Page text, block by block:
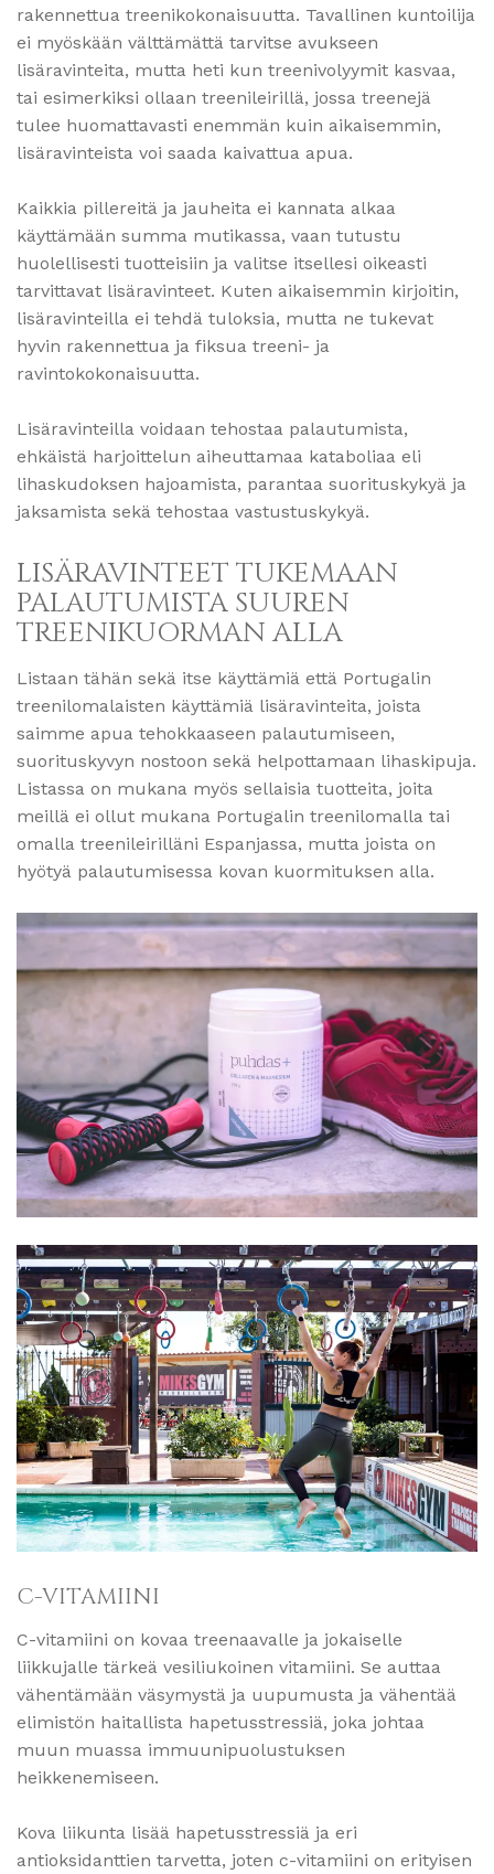
rakennettua treenikokonaisuutta. Tavallinen kuntoilija
ei myöskään välttämättä tarvitse avukseen
lisäravinteita, mutta heti kun treenivolyymit kasvaa,
tai esimerkiksi ollaan treenileirillä, jossa treenejä
tulee huomattavasti enemmän kuin aikaisemmin,
lisäravinteista voi saada kaivattua apua.
Kaikkia pillereitä ja jauheita ei kannata alkaa
käyttämään summa mutikassa, vaan tutustu
huolellisesti tuotteisiin ja valitse itsellesi oikeasti
tarvittavat lisäravinteet. Kuten aikaisemmin kirjoitin,
lisäravinteilla ei tehdä tuloksia, mutta ne tukevat
hyvin rakennettua ja fiksua treeni- ja
ravintokokonaisuutta.
Lisäravinteilla voidaan tehostaa palautumista,
ehkäistä harjoittelun aiheuttamaa kataboliaa eli
lihaskudoksen hajoamista, parantaa suorituskykyä ja
jaksamista sekä tehostaa vastustuskykyä.
LISÄRAVINTEET TUKEMAAN
PALAUTUMISTA SUUREN
TREENIKUORMAN ALLA
Listaan tähän sekä itse käyttämiä että Portugalin
treenilomalaisten käyttämiä lisäravinteita, joista
saimme apua tehokkaaseen palautumiseen,
suorituskyvyn nostoon sekä helpottamaan lihaskipuja.
Listassa on mukana myös sellaisia tuotteita, joita
meillä ei ollut mukana Portugalin treenilomalla tai
omalla treenileirilläni Espanjassa, mutta joista on
hyötyä palautumisessa kovan kuormituksen alla.
C-VITAMIINI
C-vitamiini on kovaa treenaavalle ja jokaiselle
liikkujalle tärkeä vesiliukoinen vitamiini. Se auttaa
vähentämään väsymystä ja uupumusta ja vähentää
elimistön haitallista hapetusstressiä, joka johtaa
muun muassa immuunipuolustuksen
heikkenemiseen.
Kova liikunta lisää hapetusstressiä ja eri
antioksidanttien tarvetta, joten c-vitamiini on erityisen